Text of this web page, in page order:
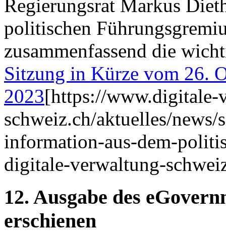
Regierungsrat Markus
politischen
zusammenfassend die
Sitzung in Kürze vom 26.
2023[https://www.digitale-
schweiz.ch/aktuelles/
information-aus-dem-
digitale-verwaltung-
12. Ausgabe des
erschienen